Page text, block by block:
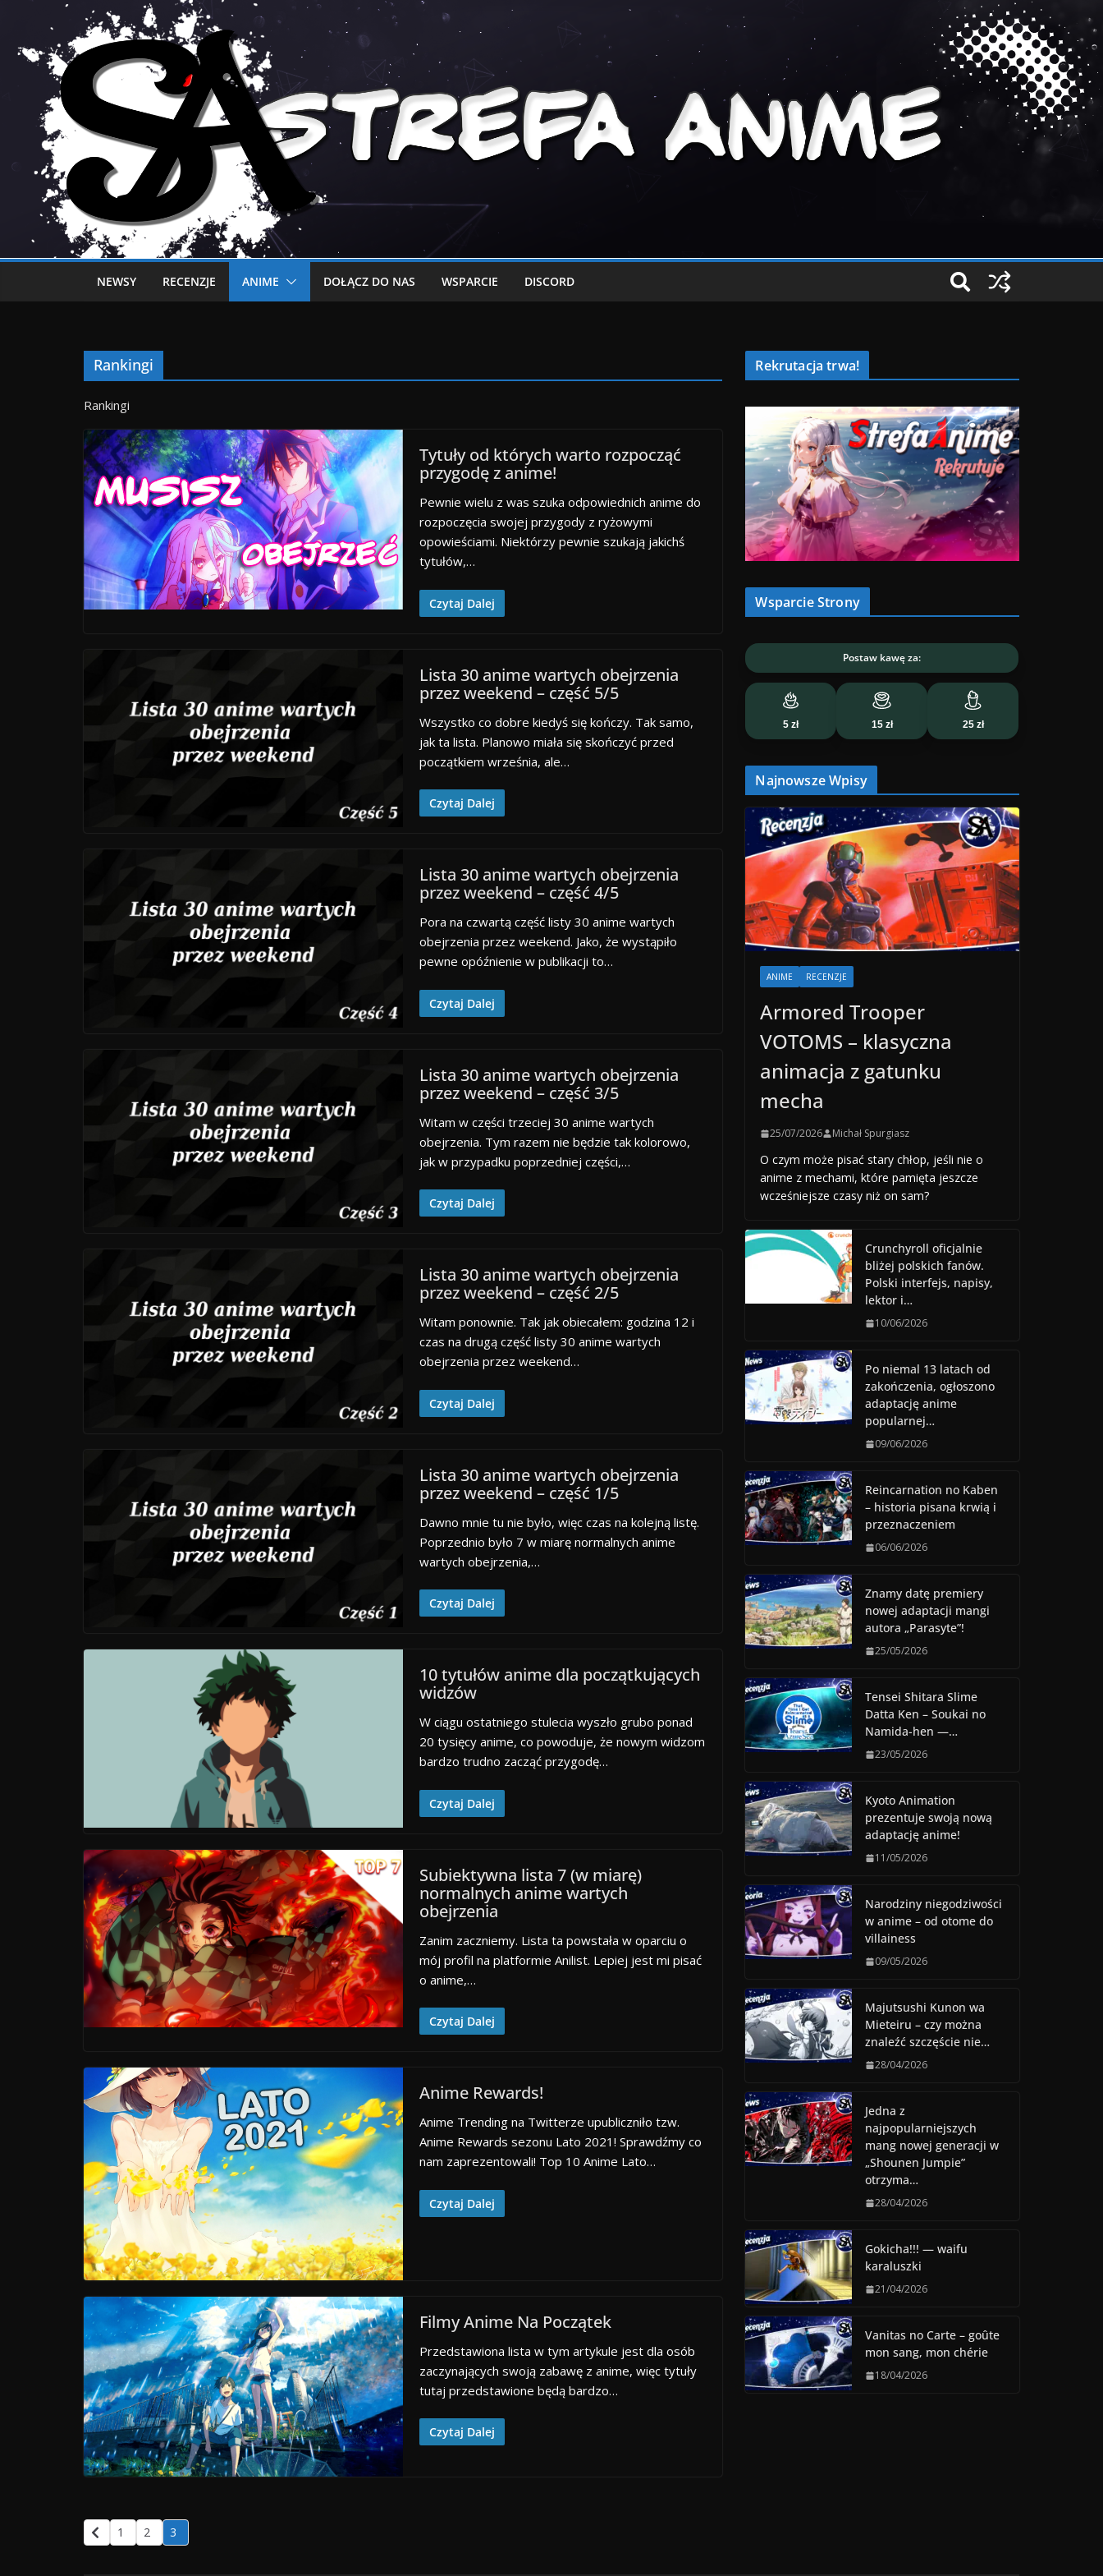
NEWSY RECENZJE ANIME DOŁĄCZ DO NAS WSPARCIE DISCORD
Rankingi
Rankingi
Tytuły od których warto rozpocząć
przygodę z anime!
Pewnie wielu z was szuka odpowiednich anime do
rozpoczęcia swojej przygody z ryżowymi
opowieściami. Niektórzy pewnie szukają jakichś
tytułów,…
Czytaj Dalej
Lista 30 anime wartych obejrzenia
przez weekend – część 5/5
Wszystko co dobre kiedyś się kończy. Tak samo,
jak ta lista. Planowo miała się skończyć przed
początkiem września, ale…
Czytaj Dalej
Lista 30 anime wartych obejrzenia
przez weekend – część 4/5
Pora na czwartą część listy 30 anime wartych
obejrzenia przez weekend. Jako, że wystąpiło
pewne opóźnienie w publikacji to…
Czytaj Dalej
Lista 30 anime wartych obejrzenia
przez weekend – część 3/5
Witam w części trzeciej 30 anime wartych
obejrzenia. Tym razem nie będzie tak kolorowo,
jak w przypadku poprzedniej części,…
Czytaj Dalej
Lista 30 anime wartych obejrzenia
przez weekend – część 2/5
Witam ponownie. Tak jak obiecałem: godzina 12 i
czas na drugą część listy 30 anime wartych
obejrzenia przez weekend…
Czytaj Dalej
Lista 30 anime wartych obejrzenia
przez weekend – część 1/5
Dawno mnie tu nie było, więc czas na kolejną listę.
Poprzednio było 7 w miarę normalnych anime
wartych obejrzenia,…
Czytaj Dalej
10 tytułów anime dla początkujących
widzów
W ciągu ostatniego stulecia wyszło grubo ponad
20 tysięcy anime, co powoduje, że nowym widzom
bardzo trudno zacząć przygodę…
Czytaj Dalej
Subiektywna lista 7 (w miarę)
normalnych anime wartych
obejrzenia
Zanim zaczniemy. Lista ta powstała w oparciu o
mój profil na platformie Anilist. Lepiej jest mi pisać
o anime,…
Czytaj Dalej
Anime Rewards!
Anime Trending na Twitterze upubliczniło tzw.
Anime Rewards sezonu Lato 2021! Sprawdźmy co
nam zaprezentowali! Top 10 Anime Lato…
Czytaj Dalej
Filmy Anime Na Początek
Przedstawiona lista w tym artykule jest dla osób
zaczynających swoją zabawę z anime, więc tytuły
tutaj przedstawione będą bardzo…
Czytaj Dalej
1 2 3
Rekrutacja trwa!
Wsparcie Strony
Postaw kawę za:
5 zł 15 zł 25 zł
Najnowsze Wpisy
ANIME RECENZJE
Armored Trooper
VOTOMS – klasyczna
animacja z gatunku
mecha
25/07/2026 Michał Spurgiasz
O czym może pisać stary chłop, jeśli nie o
anime z mechami, które pamięta jeszcze
wcześniejsze czasy niż on sam?
Crunchyroll oficjalnie
bliżej polskich fanów.
Polski interfejs, napisy,
lektor i…
10/06/2026
Po niemal 13 latach od
zakończenia, ogłoszono
adaptację anime
popularnej…
09/06/2026
Reincarnation no Kaben
– historia pisana krwią i
przeznaczeniem
06/06/2026
Znamy datę premiery
nowej adaptacji mangi
autora „Parasyte”!
25/05/2026
Tensei Shitara Slime
Datta Ken – Soukai no
Namida-hen —…
23/05/2026
Kyoto Animation
prezentuje swoją nową
adaptację anime!
11/05/2026
Narodziny niegodziwości
w anime – od otome do
villainess
09/05/2026
Majutsushi Kunon wa
Mieteiru – czy można
znaleźć szczęście nie…
28/04/2026
Jedna z
najpopularniejszych
mang nowej generacji w
„Shounen Jumpie”
otrzyma…
28/04/2026
Gokicha!!! — waifu
karaluszki
21/04/2026
Vanitas no Carte – goûte
mon sang, mon chérie
18/04/2026